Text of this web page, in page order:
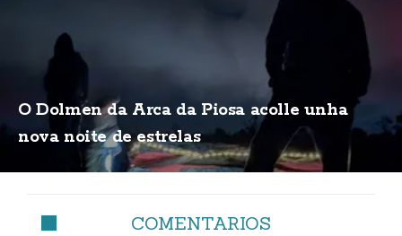
O Dolmen da Arca da Piosa acolle unha
nova noite de estrelas
COMENTARIOS